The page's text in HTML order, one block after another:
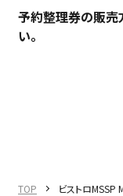
予約整理券の販売
い。
TOP ビストロMSSP